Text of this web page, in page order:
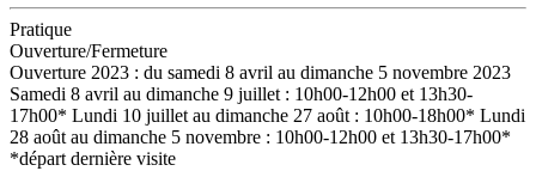
Pratique
Ouverture/Fermeture
Ouverture 2023 : du samedi 8 avril au dimanche 5 novembre 2023
Samedi 8 avril au dimanche 9 juillet : 10h00-12h00 et 13h30-
17h00* Lundi 10 juillet au dimanche 27 août : 10h00-18h00* Lundi
28 août au dimanche 5 novembre : 10h00-12h00 et 13h30-17h00*
*départ dernière visite